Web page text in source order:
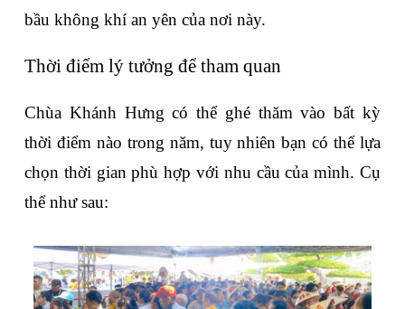
bầu không khí an yên của nơi này.
Thời điểm lý tưởng để tham quan
Chùa Khánh Hưng có thể ghé thăm vào bất kỳ
thời điểm nào trong năm, tuy nhiên bạn có thể lựa
chọn thời gian phù hợp với nhu cầu của mình. Cụ
thể như sau: